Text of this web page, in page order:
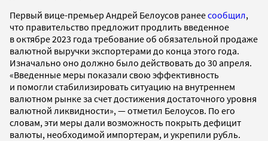
Первый вице-премьер Андрей Белоусов ранеесообщил,
что правительство предложит продлить введенное
в октябре 2023 года требование об обязательной продаже
валютной выручки экспортерами до конца этого года.
Изначально оно должно было действовать до 30 апреля.
«Введенные меры показали свою эффективность
и помогли стабилизировать ситуацию на внутреннем
валютном рынке за счет достижения достаточного уровня
валютной ликвидности», — отметил Белоусов. По его
словам, эти меры дали возможность покрыть дефицит
валюты, необходимой импортерам, и укрепили рубль.